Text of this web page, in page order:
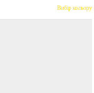
Вибір кольору